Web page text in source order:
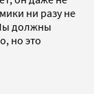
ни разу не
должны
но это